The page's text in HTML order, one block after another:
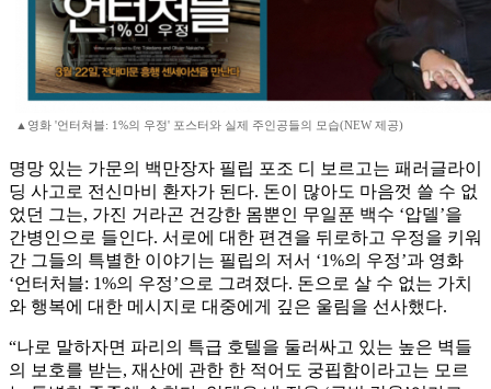
▲영화 '언터쳐블: 1%의 우정' 포스터와 실제 주인공들의 모습(NEW 제공)
명망 있는 가문의 백만장자 필립 포조 디 보르고는 패러글라이
딩 사고로 전신마비 환자가 된다. 돈이 많아도 마음껏 쓸 수 없
었던 그는, 가진 거라곤 건강한 몸뿐인 무일푼 백수 ‘압델’을
간병인으로 들인다. 서로에 대한 편견을 뒤로하고 우정을 키워
간 그들의 특별한 이야기는 필립의 저서 ‘1%의 우정’과 영화
‘언터처블: 1%의 우정’으로 그려졌다. 돈으로 살 수 없는 가치
와 행복에 대한 메시지로 대중에게 깊은 울림을 선사했다.
“나로 말하자면 파리의 특급 호텔을 둘러싸고 있는 높은 벽들
의 보호를 받는, 재산에 관한 한 적어도 궁핍함이라고는 모르